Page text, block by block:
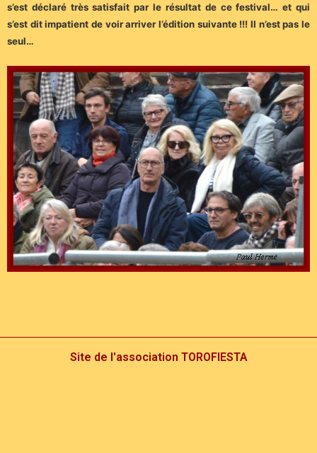
s’est déclaré très satisfait par le résultat de ce festival… et qui
s’est dit impatient de voir arriver l’édition suivante !!! II n’est pas le
seul…
Site de l'association TOROFIESTA